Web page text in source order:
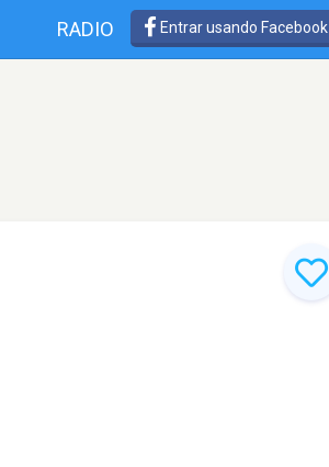
RADIO Entrar usando Facebook